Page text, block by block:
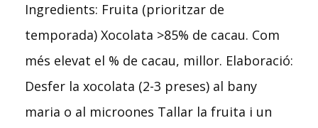
Ingredients: Fruita (prioritzar de
temporada) Xocolata >85% de cacau. Com
més elevat el % de cacau, millor. Elaboració:
Desfer la xocolata (2-3 preses) al bany
maria o al microones Tallar la fruita i un